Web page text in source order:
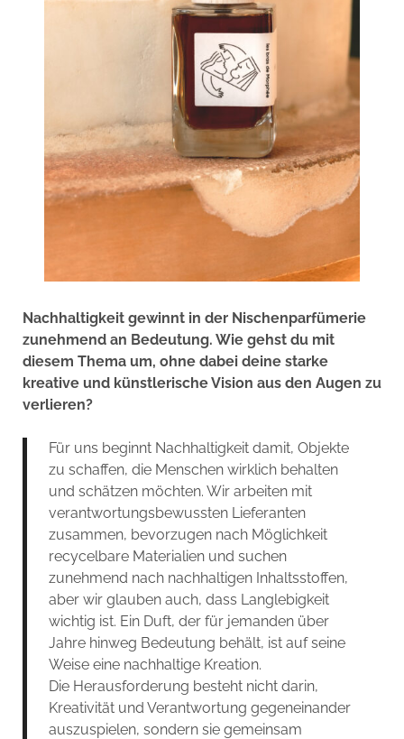
Nachhaltigkeit gewinnt in der Nischenparfümerie
zunehmend an Bedeutung. Wie gehst du mit
diesem Thema um, ohne dabei deine starke
kreative und künstlerische Vision aus den Augen zu
verlieren?
Für uns beginnt Nachhaltigkeit damit, Objekte
zu schaffen, die Menschen wirklich behalten
und schätzen möchten. Wir arbeiten mit
verantwortungsbewussten Lieferanten
zusammen, bevorzugen nach Möglichkeit
recycelbare Materialien und suchen
zunehmend nach nachhaltigen Inhaltsstoffen,
aber wir glauben auch, dass Langlebigkeit
wichtig ist. Ein Duft, der für jemanden über
Jahre hinweg Bedeutung behält, ist auf seine
Weise eine nachhaltige Kreation.
Die Herausforderung besteht nicht darin,
Kreativität und Verantwortung gegeneinander
auszuspielen, sondern sie gemeinsam